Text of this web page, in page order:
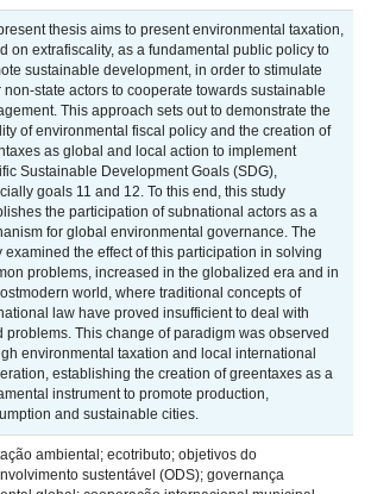
thesis aims to present environmental taxation,
on extrafiscality, as a fundamental public policy to
sustainable development, in order to stimulate
non-state actors to cooperate towards sustainable
This approach sets out to demonstrate the
of environmental fiscal policy and the creation of
as global and local action to implement
Sustainable Development Goals (SDG),
goals 11 and 12. To this end, this study
the participation of subnational actors as a
for global environmental governance. The
examined the effect of this participation in solving
problems, increased in the globalized era and in
world, where traditional concepts of
law have proved insufficient to deal with
problems. This change of paradigm was observed
environmental taxation and local international
establishing the creation of greentaxes as a
instrument to promote production,
and sustainable cities.
ambiental; ecotributo; objetivos do
sustentável (ODS); governança